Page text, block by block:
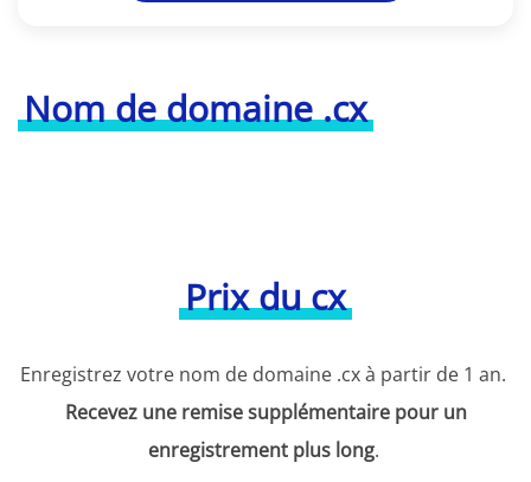
Nom de domaine .cx
Prix du cx
Enregistrez votre nom de domaine .cx à partir de 1 an.
Recevez une remise supplémentaire pour un
enregistrement plus long.